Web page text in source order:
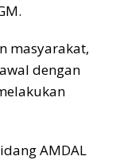
masyarakat,
dengan
AMDAL